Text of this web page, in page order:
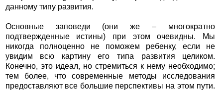
данному типу развития.
Основные заповеди (они же – многократно
подтвержденные истины) при этом очевидны. Мы
никогда полноценно не поможем ребенку, если не
увидим всю картину его типа развития целиком.
Конечно, это идеал, но стремиться к нему необходимо;
тем более, что современные методы исследования
предоставляют все большие перспективы на этом пути.